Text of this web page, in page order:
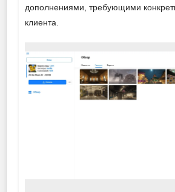
дополнениями, требующими
клиента.